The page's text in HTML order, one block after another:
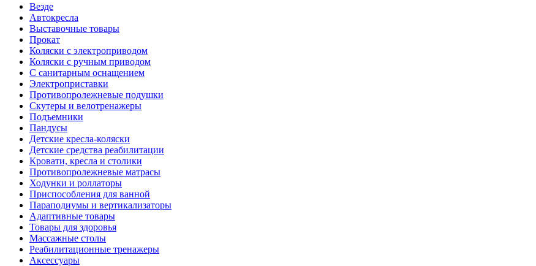
Везде
Автокресла
Выставочные товары
Прокат
Коляски с электроприводом
Коляски с ручным приводом
С санитарным оснащением
Электроприставки
Противопролежневые подушки
Скутеры и велотренажеры
Подъемники
Пандусы
Детские кресла-коляски
Детские средства реабилитации
Кровати, кресла и столики
Противопролежневые матрасы
Ходунки и роллаторы
Приспособления для ванной
Параподиумы и вертикализаторы
Адаптивные товары
Товары для здоровья
Массажные столы
Реабилитационные тренажеры
Аксессуары